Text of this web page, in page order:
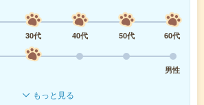
30代 40代 50代
60代
男性
もっと見る